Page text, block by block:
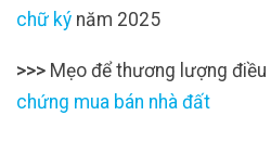
chữ ký năm 2025
>>> Mẹo để thương lượng
chứng mua bán nhà đất